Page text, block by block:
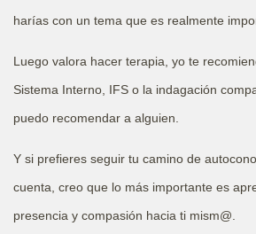
harías con un tema que es realmente
Luego valora hacer terapia, yo te
Sistema Interno, IFS o la indagación
puedo recomendar a alguien.
Y si prefieres seguir tu camino de
cuenta, creo que lo más importante es
presencia y compasión hacia ti mism@.